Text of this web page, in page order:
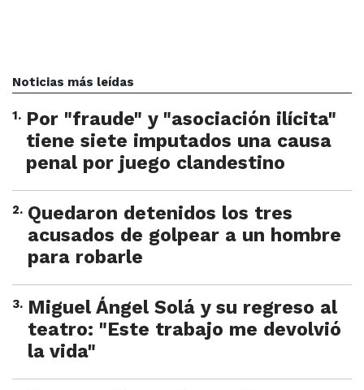
Noticias más leídas
1. Por "fraude" y "asociación ilícita"
tiene siete imputados una causa
penal por juego clandestino
2. Quedaron detenidos los tres
acusados de golpear a un hombre
para robarle
3. Miguel Ángel Solá y su regreso al
teatro: "Este trabajo me devolvió
la vida"